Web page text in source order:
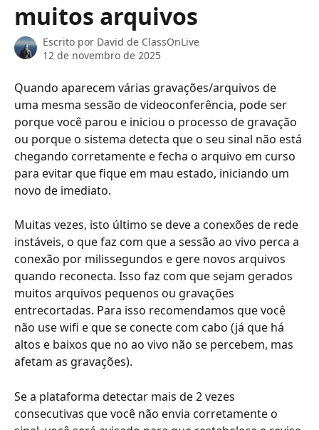
muitos arquivos
Escrito por David de ClassOnLive
12 de novembro de 2025
Quando aparecem várias gravações/arquivos de
uma mesma sessão de videoconferência, pode ser
porque você parou e iniciou o processo de gravação
ou porque o sistema detecta que o seu sinal não está
chegando corretamente e fecha o arquivo em curso
para evitar que fique em mau estado, iniciando um
novo de imediato.
Muitas vezes, isto último se deve a conexões de rede
instáveis, o que faz com que a sessão ao vivo perca a
conexão por milissegundos e gere novos arquivos
quando reconecta. Isso faz com que sejam gerados
muitos arquivos pequenos ou gravações
entrecortadas. Para isso recomendamos que você
não use wifi e que se conecte com cabo (já que há
altos e baixos que no ao vivo não se percebem, mas
afetam as gravações).
Se a plataforma detectar mais de 2 vezes
consecutivas que você não envia corretamente o